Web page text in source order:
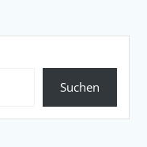
Suchen